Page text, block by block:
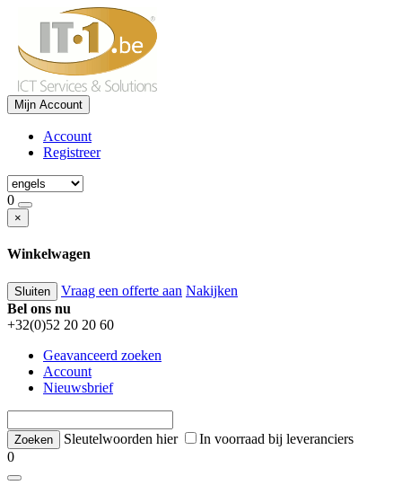
Mijn Account
Account
Registreer
0
×
Winkelwagen
Sluiten Vraag een offerte aan Nakijken
Bel ons nu
+32(0)52 20 20 60
Geavanceerd zoeken
Account
Nieuwsbrief
Sleutelwoorden hier
In voorraad bij leveranciers
0